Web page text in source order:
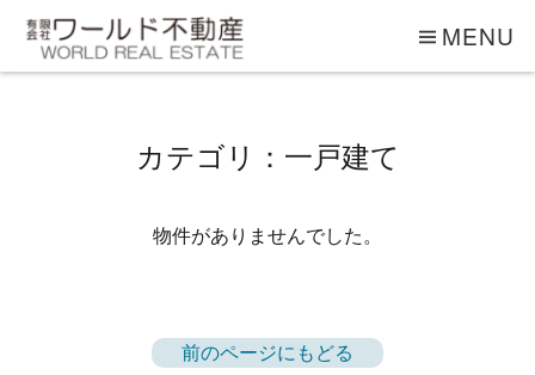
MENU
カテゴリ：一戸建て
物件がありませんでした。
前のページにもどる